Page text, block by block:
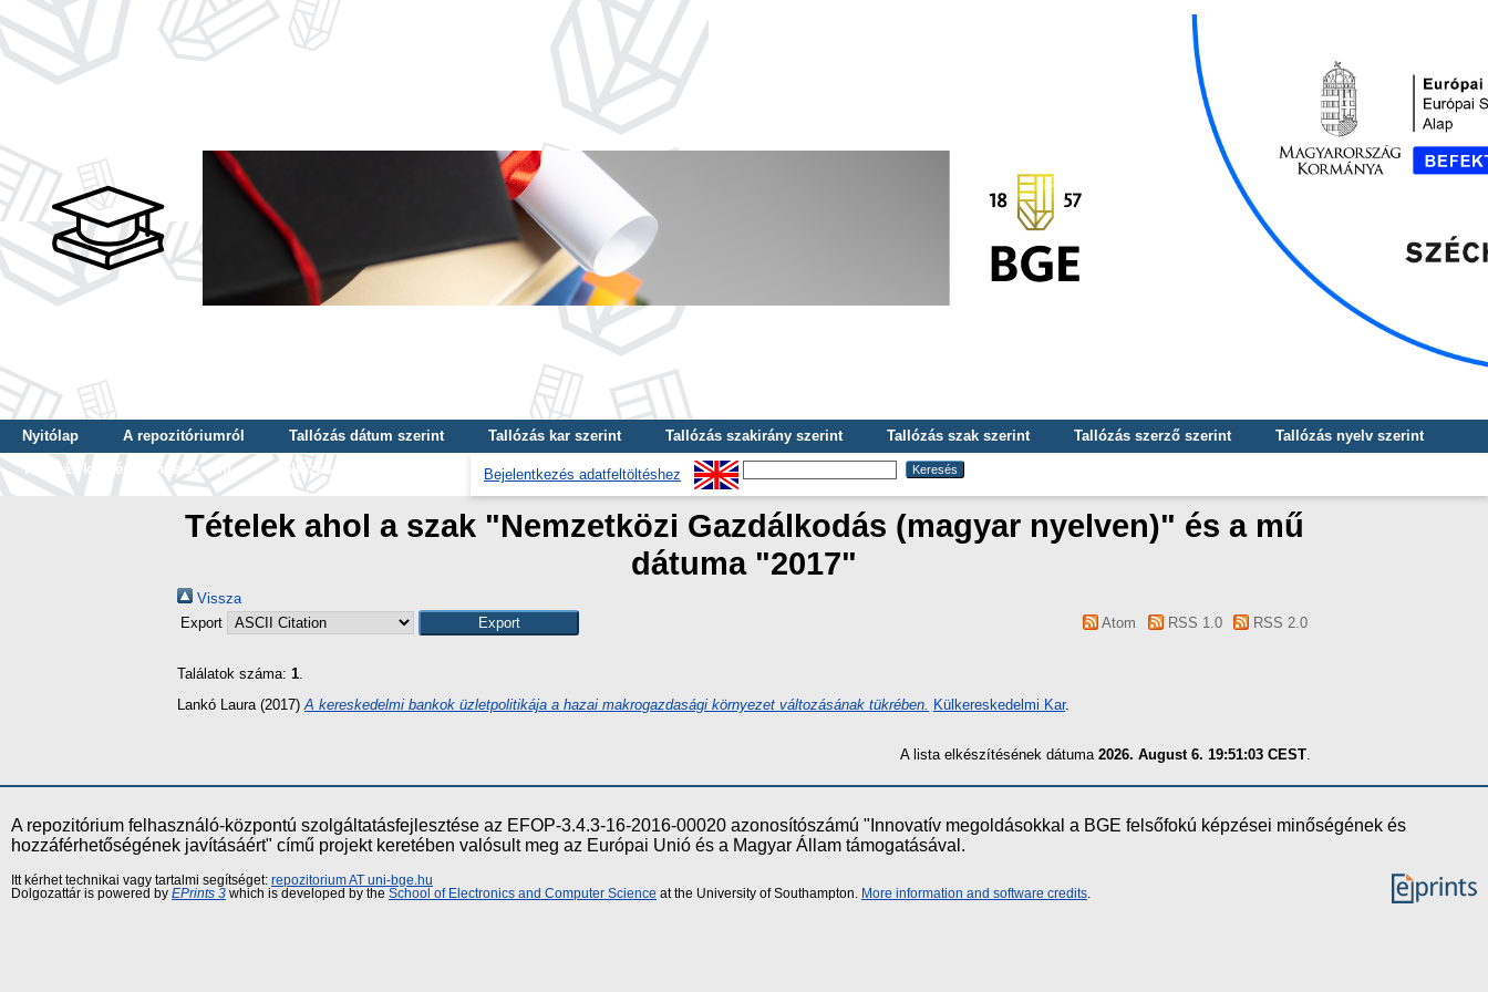
Nyitólap A repozitóriumról Tallózás dátum szerint Tallózás kar szerint Tallózás szakirány szerint Tallózás szak szerint Tallózás szerző szerint
Tallózás nyelv szerint
Tallózás képzés szintje szerint
Tallózás kulcsszó szerint Bejelentkezés adatfeltöltéshez
Tételek ahol a szak "Nemzetközi Gazdálkodás (magyar nyelven)" és a mű
dátuma "2017"
Vissza
Export
Atom RSS 1.0 RSS 2.0
Találatok száma: 1.
Lankó Laura (2017) A kereskedelmi bankok üzletpolitikája a hazai makrogazdasági környezet változásának tükrében. Külkereskedelmi Kar.
A lista elkészítésének dátuma 2026. August 6. 19:51:03 CEST
A repozitórium felhasználó-központú szolgáltatásfejlesztése az EFOP-3.4.3-16-2016-00020 azonosítószámú "Innovatív megoldásokkal a BGE felsőfokú képzései minőségének és
hozzáférhetőségének javításáért" című projekt keretében valósult meg az Európai Unió és a Magyar Állam támogatásával.
Itt kérhet technikai vagy tartalmi segítséget: repozitorium AT uni-bge.hu
Dolgozattár is powered by EPrints 3 which is developed by the School of Electronics and Computer Science at the University of Southampton. More information and software credits